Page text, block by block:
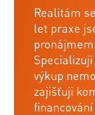
Realitám
let praxe
výkup
zajišťuji